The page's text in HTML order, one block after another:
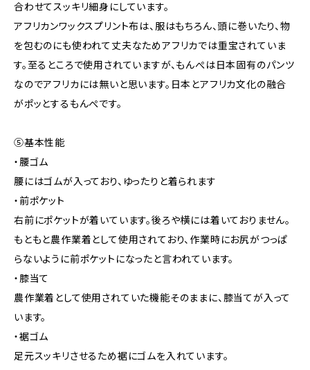
合わせてスッキリ細身にしています。
アフリカンワックスプリント布は、服はもちろん、頭に巻いたり、物
を包むのにも使われて丈夫なためアフリカでは重宝されていま
す。至るところで使用されていますが、もんぺは日本固有のパンツ
なのでアフリカには無いと思います。日本とアフリカ文化の融合
がポッとするもんぺです。
⑤基本性能
・腰ゴム
腰にはゴムが入っており、ゆったりと着られます
・前ポケット
右前にポケットが着いています。後ろや横には着いておりません。
もともと農作業着として使用されており、作業時にお尻がつっぱ
らないように前ポケットになったと言われています。
・膝当て
農作業着として使用されていた機能そのままに、膝当てが入って
います。
・裾ゴム
足元スッキリさせるため裾にゴムを入れています。